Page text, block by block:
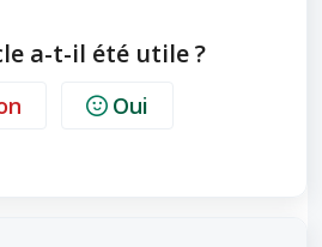
a-t-il été utile ?
Oui